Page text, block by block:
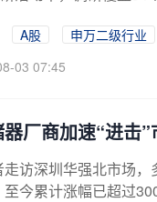
A股
申万二级行业
03 07:45
厂商加速“进击”
访深圳华强北市场
至今累计涨幅已超过